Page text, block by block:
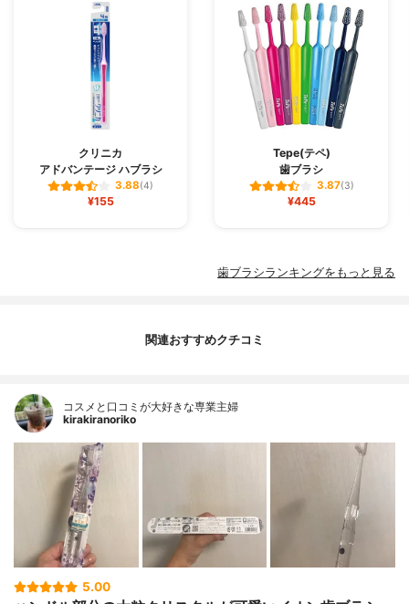
クリニカ
アドバンテージ ハブラシ
3.88(4)
¥155
Tepe(テペ)
歯ブラシ
3.87(3)
¥445
歯ブラシランキングをもっと見る
関連おすすめクチコミ
コスメと口コミが大好きな専業主婦
kirakiranoriko
5.00